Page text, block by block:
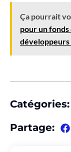
Ça pourrait
pour un fonds
développeurs
Catégories:
Partage: